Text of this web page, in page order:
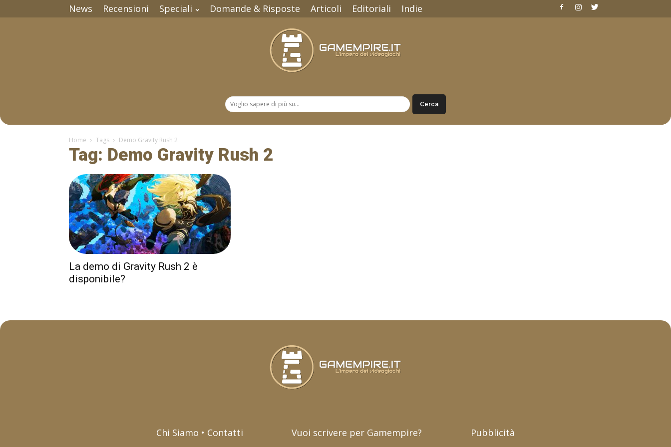
News Recensioni Speciali Domande & Risposte Articoli Editoriali Indie
Home Tags Demo Gravity Rush 2
Tag: Demo Gravity Rush 2
La demo di Gravity Rush 2 è
disponibile?
Chi Siamo • Contatti Vuoi scrivere per Gamempire? Pubblicità